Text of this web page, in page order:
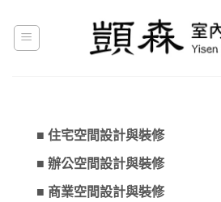
content
■ 住宅空間設計與裝修
■ 辦公空間設計與裝修
■ 商業空間設計與裝修